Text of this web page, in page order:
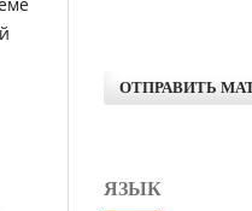
ОТПРАВИТЬ
ЯЗЫК